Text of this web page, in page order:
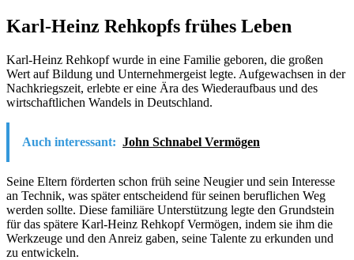
Karl-Heinz Rehkopfs frühes Leben
Karl-Heinz Rehkopf wurde in eine Familie geboren, die großen
Wert auf Bildung und Unternehmergeist legte. Aufgewachsen in der
Nachkriegszeit, erlebte er eine Ära des Wiederaufbaus und des
wirtschaftlichen Wandels in Deutschland.
Auch interessant: John Schnabel Vermögen
Seine Eltern förderten schon früh seine Neugier und sein Interesse
an Technik, was später entscheidend für seinen beruflichen Weg
werden sollte. Diese familiäre Unterstützung legte den Grundstein
für das spätere Karl-Heinz Rehkopf Vermögen, indem sie ihm die
Werkzeuge und den Anreiz gaben, seine Talente zu erkunden und
zu entwickeln.